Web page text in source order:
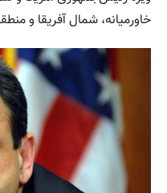
خاورمیانه، شمال آفریقا و